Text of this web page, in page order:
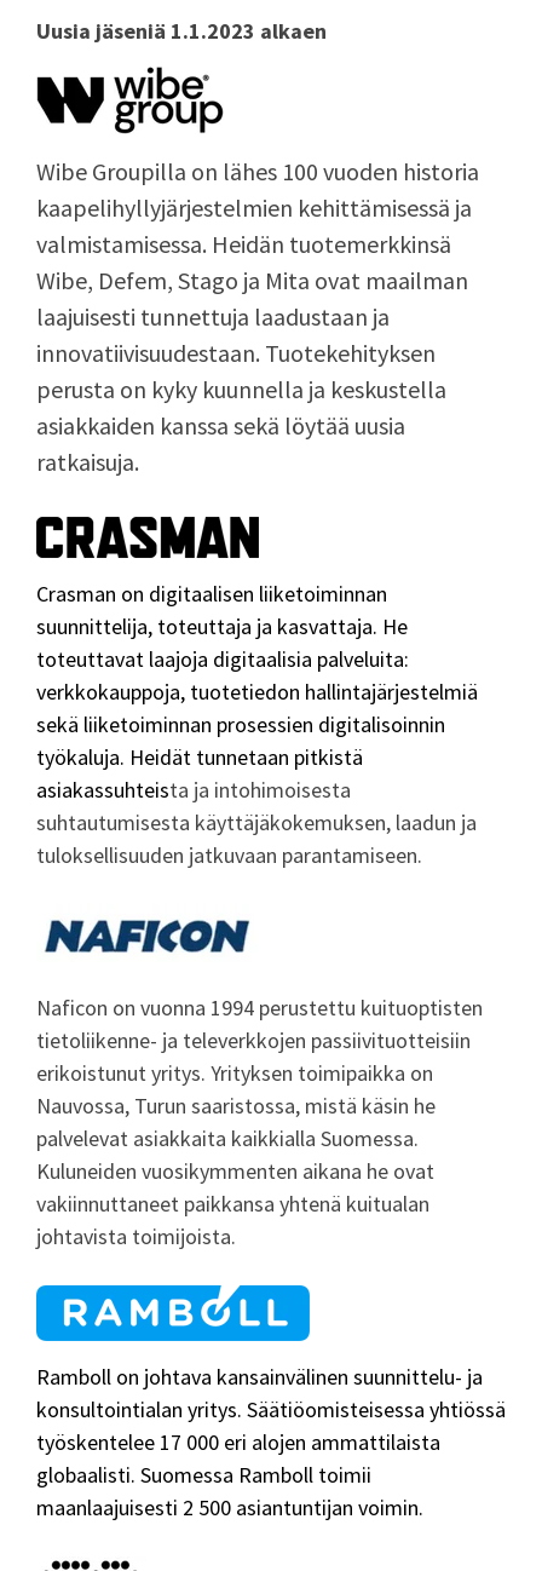
Uusia jäseniä 1.1.2023 alkaen
Wibe Groupilla on lähes 100 vuoden historia
kaapelihyllyjärjestelmien kehittämisessä ja
valmistamisessa. Heidän tuotemerkkinsä
Wibe, Defem, Stago ja Mita ovat maailman
laajuisesti tunnettuja laadustaan ja
innovatiivisuudestaan. Tuotekehityksen
perusta on kyky kuunnella ja keskustella
asiakkaiden kanssa sekä löytää uusia
ratkaisuja.
Crasman on digitaalisen liiketoiminnan
suunnittelija, toteuttaja ja kasvattaja. He
toteuttavat laajoja digitaalisia palveluita:
verkkokauppoja, tuotetiedon hallintajärjestelmiä
sekä liiketoiminnan prosessien digitalisoinnin
työkaluja. Heidät tunnetaan pitkistä
asiakassuhteista ja intohimoisesta
suhtautumisesta käyttäjäkokemuksen, laadun ja
tuloksellisuuden jatkuvaan parantamiseen.
Naficon on vuonna 1994 perustettu kuituoptisten
tietoliikenne- ja televerkkojen passiivituotteisiin
erikoistunut yritys. Yrityksen toimipaikka on
Nauvossa, Turun saaristossa, mistä käsin he
palvelevat asiakkaita kaikkialla Suomessa.
Kuluneiden vuosikymmenten aikana he ovat
vakiinnuttaneet paikkansa yhtenä kuitualan
johtavista toimijoista.
Ramboll on johtava kansainvälinen suunnittelu- ja
konsultointialan yritys. Säätiöomisteisessa yhtiössä
työskentelee 17 000 eri alojen ammattilaista
globaalisti. Suomessa Ramboll toimii
maanlaajuisesti 2 500 asiantuntijan voimin.